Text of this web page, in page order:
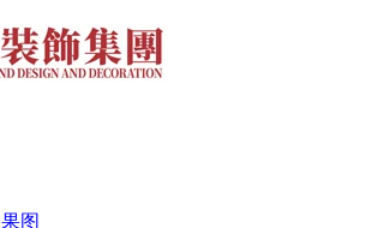
图